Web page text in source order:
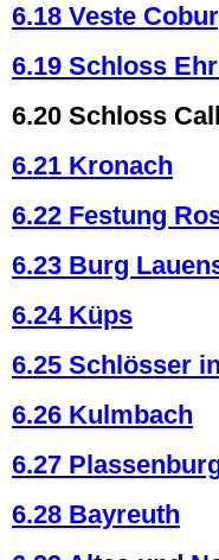
6.18 Veste
6.19 Schloss
6.20 Schloss
6.21 Kronach
6.22 Festung
6.23 Burg
6.24 Küps
6.25 Schlösser
6.26 Kulmbach
6.27
6.28 Bayreuth